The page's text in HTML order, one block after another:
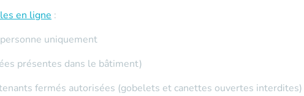
en ligne :
uniquement
présentes dans le bâtiment)
fermés autorisées (gobelets et canettes ouvertes interdites)